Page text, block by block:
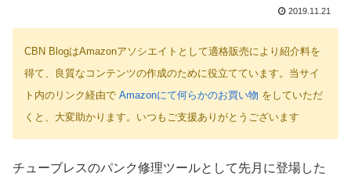
2019.11.21
CBN BlogはAmazonアソシエイトとして適格販売により紹介料を
得て、良質なコンテンツの作成のために役立てています。当サイ
ト内のリンク経由で Amazonにて何らかのお買い物 をしていただ
くと、大変助かります。いつもご支援ありがとうございます
チューブレスのパンク修理ツールとして先月に登場した